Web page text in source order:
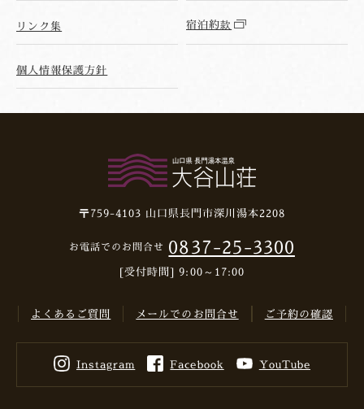
リンク集 宿泊約款
個人情報保護方針
〒759-4103 山口県長門市深川湯本2208
お電話でのお問合せ 0837-25-3300
[受付時間] 9:00～17:00
よくあるご質問 メールでのお問合せ ご予約の確認
Instagram Facebook YouTube